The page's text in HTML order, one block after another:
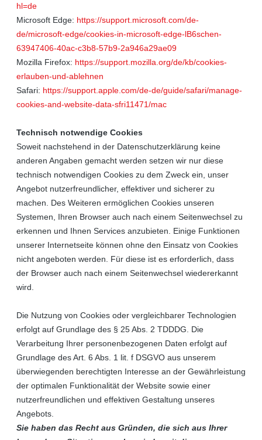
hl=de
Microsoft Edge: https://support.microsoft.com/de-
de/microsoft-edge/cookies-in-microsoft-edge-lB6schen-
63947406-40ac-c3b8-57b9-2a946a29ae09
Mozilla Firefox: https://support.mozilla.org/de/kb/cookies-
erlauben-und-ablehnen
Safari: https://support.apple.com/de-de/guide/safari/manage-
cookies-and-website-data-sfri11471/mac
Technisch notwendige Cookies
Soweit nachstehend in der Datenschutzerklärung keine
anderen Angaben gemacht werden setzen wir nur diese
technisch notwendigen Cookies zu dem Zweck ein, unser
Angebot nutzerfreundlicher, effektiver und sicherer zu
machen. Des Weiteren ermöglichen Cookies unseren
Systemen, Ihren Browser auch nach einem Seitenwechsel zu
erkennen und Ihnen Services anzubieten. Einige Funktionen
unserer Internetseite können ohne den Einsatz von Cookies
nicht angeboten werden. Für diese ist es erforderlich, dass
der Browser auch nach einem Seitenwechsel wiedererkannt
wird.
Die Nutzung von Cookies oder vergleichbarer Technologien
erfolgt auf Grundlage des § 25 Abs. 2 TDDDG. Die
Verarbeitung Ihrer personenbezogenen Daten erfolgt auf
Grundlage des Art. 6 Abs. 1 lit. f DSGVO aus unserem
überwiegenden berechtigten Interesse an der Gewährleistung
der optimalen Funktionalität der Website sowie einer
nutzerfreundlichen und effektiven Gestaltung unseres
Angebots.
Sie haben das Recht aus Gründen, die sich aus Ihrer